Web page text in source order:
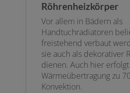
Röhrenheizkörper
Vor allem in Bädern als
Handtuchradiatoren
freistehend verbaut
sie auch als dekorativer
dienen. Auch hier
Wärmeübertragung zu
Konvektion.